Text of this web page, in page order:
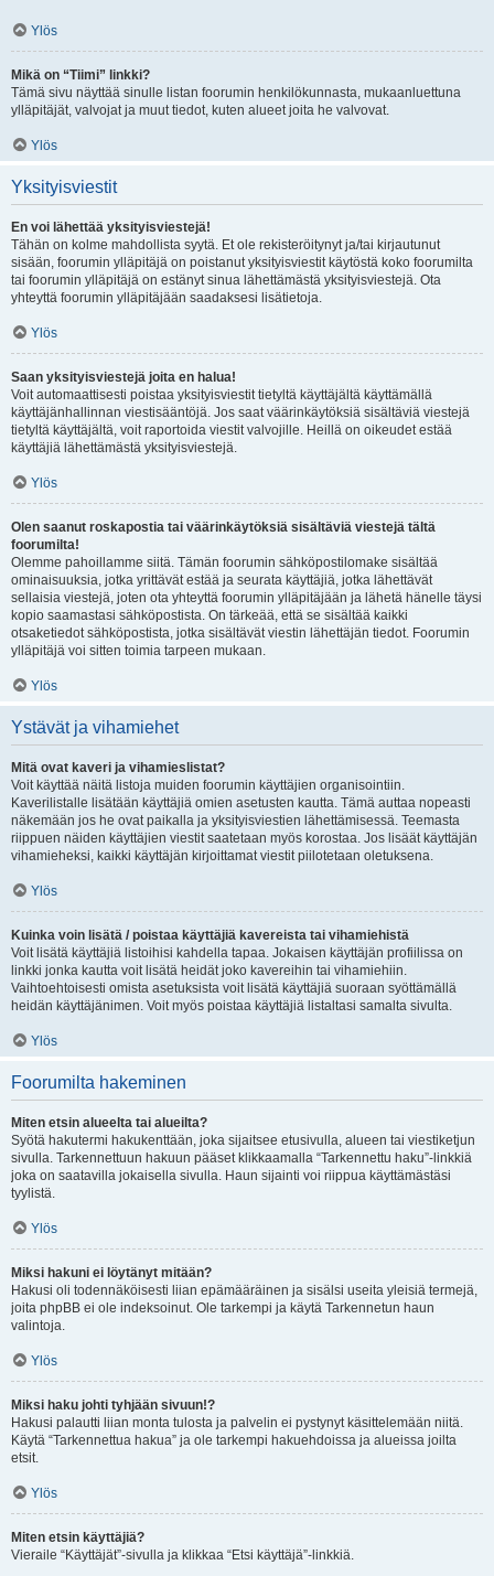
Ylös
Mikä on “Tiimi” linkki?
Tämä sivu näyttää sinulle listan foorumin henkilökunnasta, mukaanluettuna
ylläpitäjät, valvojat ja muut tiedot, kuten alueet joita he valvovat.
Ylös
Yksityisviestit
En voi lähettää yksityisviestejä!
Tähän on kolme mahdollista syytä. Et ole rekisteröitynyt ja/tai kirjautunut
sisään, foorumin ylläpitäjä on poistanut yksityisviestit käytöstä koko foorumilta
tai foorumin ylläpitäjä on estänyt sinua lähettämästä yksityisviestejä. Ota
yhteyttä foorumin ylläpitäjään saadaksesi lisätietoja.
Ylös
Saan yksityisviestejä joita en halua!
Voit automaattisesti poistaa yksityisviestit tietyltä käyttäjältä käyttämällä
käyttäjänhallinnan viestisääntöjä. Jos saat väärinkäytöksiä sisältäviä viestejä
tietyltä käyttäjältä, voit raportoida viestit valvojille. Heillä on oikeudet estää
käyttäjiä lähettämästä yksityisviestejä.
Ylös
Olen saanut roskapostia tai väärinkäytöksiä sisältäviä viestejä tältä
foorumilta!
Olemme pahoillamme siitä. Tämän foorumin sähköpostilomake sisältää
ominaisuuksia, jotka yrittävät estää ja seurata käyttäjiä, jotka lähettävät
sellaisia viestejä, joten ota yhteyttä foorumin ylläpitäjään ja lähetä hänelle täysi
kopio saamastasi sähköpostista. On tärkeää, että se sisältää kaikki
otsaketiedot sähköpostista, jotka sisältävät viestin lähettäjän tiedot. Foorumin
ylläpitäjä voi sitten toimia tarpeen mukaan.
Ylös
Ystävät ja vihamiehet
Mitä ovat kaveri ja vihamieslistat?
Voit käyttää näitä listoja muiden foorumin käyttäjien organisointiin.
Kaverilistalle lisätään käyttäjiä omien asetusten kautta. Tämä auttaa nopeasti
näkemään jos he ovat paikalla ja yksityisviestien lähettämisessä. Teemasta
riippuen näiden käyttäjien viestit saatetaan myös korostaa. Jos lisäät käyttäjän
vihamieheksi, kaikki käyttäjän kirjoittamat viestit piilotetaan oletuksena.
Ylös
Kuinka voin lisätä / poistaa käyttäjiä kavereista tai vihamiehistä
Voit lisätä käyttäjiä listoihisi kahdella tapaa. Jokaisen käyttäjän profiilissa on
linkki jonka kautta voit lisätä heidät joko kavereihin tai vihamiehiin.
Vaihtoehtoisesti omista asetuksista voit lisätä käyttäjiä suoraan syöttämällä
heidän käyttäjänimen. Voit myös poistaa käyttäjiä listaltasi samalta sivulta.
Ylös
Foorumilta hakeminen
Miten etsin alueelta tai alueilta?
Syötä hakutermi hakukenttään, joka sijaitsee etusivulla, alueen tai viestiketjun
sivulla. Tarkennettuun hakuun pääset klikkaamalla “Tarkennettu haku”-linkkiä
joka on saatavilla jokaisella sivulla. Haun sijainti voi riippua käyttämästäsi
tyylistä.
Ylös
Miksi hakuni ei löytänyt mitään?
Hakusi oli todennäköisesti liian epämääräinen ja sisälsi useita yleisiä termejä,
joita phpBB ei ole indeksoinut. Ole tarkempi ja käytä Tarkennetun haun
valintoja.
Ylös
Miksi haku johti tyhjään sivuun!?
Hakusi palautti liian monta tulosta ja palvelin ei pystynyt käsittelemään niitä.
Käytä “Tarkennettua hakua” ja ole tarkempi hakuehdoissa ja alueissa joilta
etsit.
Ylös
Miten etsin käyttäjiä?
Vieraile “Käyttäjät”-sivulla ja klikkaa “Etsi käyttäjä”-linkkiä.